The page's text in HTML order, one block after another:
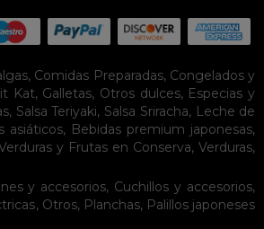
, Comidas Preparadas, Congelados y
Kat, Galletas, Otros dulces, Especias y
, Salsa Teriyaki, Salsa Sriracha, Leche de
asiáticos, Bebidas premium japonesas,
y Frutas en Conserva,Verduras,
y accesorios, Cuchillos y accesorios,
, Otros, Planchas, Palillos japoneses